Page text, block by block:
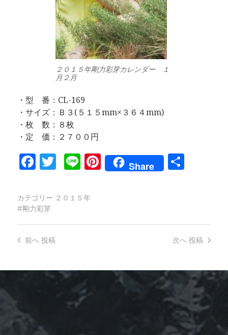
２０１５年剛力彩芽カレンダー １
月２月
・型 番：CL-169
・サイズ：Ｂ３(５１５mm×３６４mm)
・枚 数：８枚
・定 価：２７００円
Facebook
Twitter
LinePinterest
Share
共
カテゴリー ２０１５年
剛力彩芽
次へ 投稿
前へ投稿